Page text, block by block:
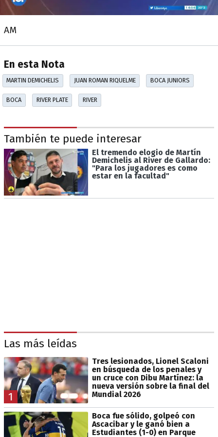
AM
En esta Nota
MARTIN DEMICHELIS JUAN ROMAN RIQUELME BOCA JUNIORS
BOCA RIVER PLATE RIVER
También te puede interesar
El tremendo elogio de Martín
Demichelis al River de Gallardo:
"Para los jugadores es como
estar en la facultad"
Las más leídas
1
Tres lesionados, Lionel Scaloni
en búsqueda de los penales y
un cruce con Dibu Martínez: la
nueva versión sobre la final del
Mundial 2026
Boca fue sólido, golpeó con
Ascacibar y le ganó bien a
Estudiantes (1-0) en Parque